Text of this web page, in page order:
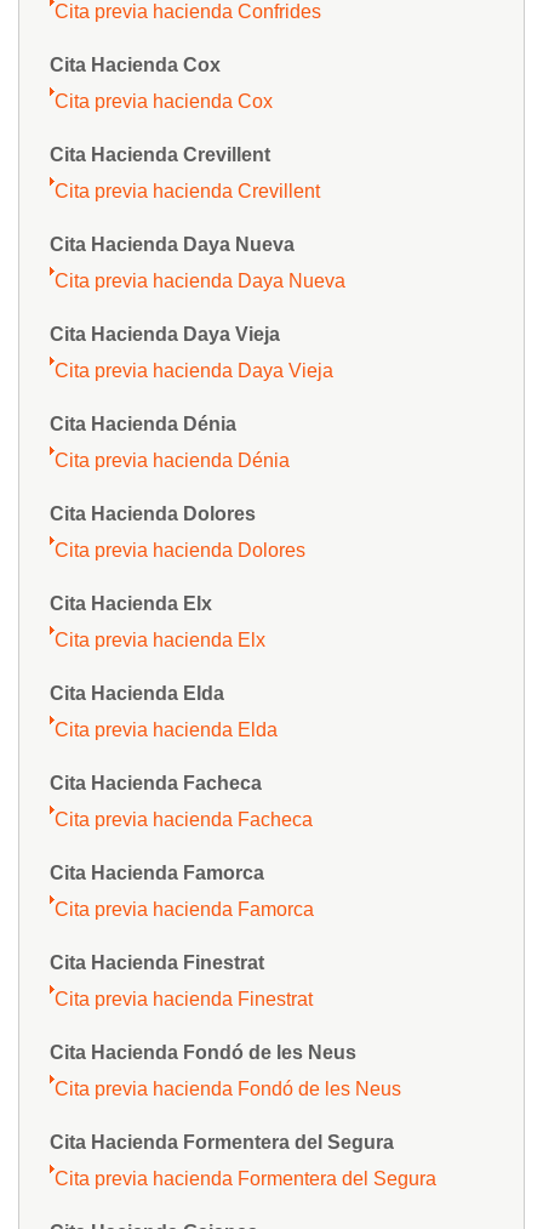
Cita previa hacienda Confrides
Cita Hacienda Cox
Cita previa hacienda Cox
Cita Hacienda Crevillent
Cita previa hacienda Crevillent
Cita Hacienda Daya Nueva
Cita previa hacienda Daya Nueva
Cita Hacienda Daya Vieja
Cita previa hacienda Daya Vieja
Cita Hacienda Dénia
Cita previa hacienda Dénia
Cita Hacienda Dolores
Cita previa hacienda Dolores
Cita Hacienda Elx
Cita previa hacienda Elx
Cita Hacienda Elda
Cita previa hacienda Elda
Cita Hacienda Facheca
Cita previa hacienda Facheca
Cita Hacienda Famorca
Cita previa hacienda Famorca
Cita Hacienda Finestrat
Cita previa hacienda Finestrat
Cita Hacienda Fondó de les Neus
Cita previa hacienda Fondó de les Neus
Cita Hacienda Formentera del Segura
Cita previa hacienda Formentera del Segura